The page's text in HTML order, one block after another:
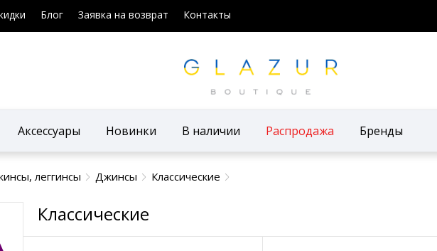
Блог Заявка на возврат Контакты
Аксессуары Новинки В наличии Распродажа Бренды
леггинсы Джинсы Классические
Классические